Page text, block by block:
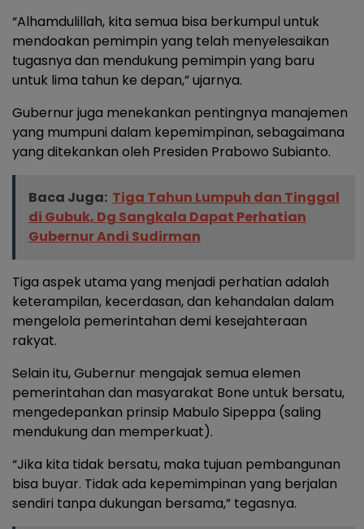
“Alhamdulillah, kita semua bisa berkumpul untuk
mendoakan pemimpin yang telah menyelesaikan
tugasnya dan mendukung pemimpin yang baru
untuk lima tahun ke depan,” ujarnya.
Gubernur juga menekankan pentingnya manajemen
yang mumpuni dalam kepemimpinan, sebagaimana
yang ditekankan oleh Presiden Prabowo Subianto.
Baca Juga: Tiga Tahun Lumpuh dan Tinggal
di Gubuk, Dg Sangkala Dapat Perhatian
Gubernur Andi Sudirman
Tiga aspek utama yang menjadi perhatian adalah
keterampilan, kecerdasan, dan kehandalan dalam
mengelola pemerintahan demi kesejahteraan
rakyat.
Selain itu, Gubernur mengajak semua elemen
pemerintahan dan masyarakat Bone untuk bersatu,
mengedepankan prinsip Mabulo Sipeppa (saling
mendukung dan memperkuat).
“Jika kita tidak bersatu, maka tujuan pembangunan
bisa buyar. Tidak ada kepemimpinan yang berjalan
sendiri tanpa dukungan bersama,” tegasnya.